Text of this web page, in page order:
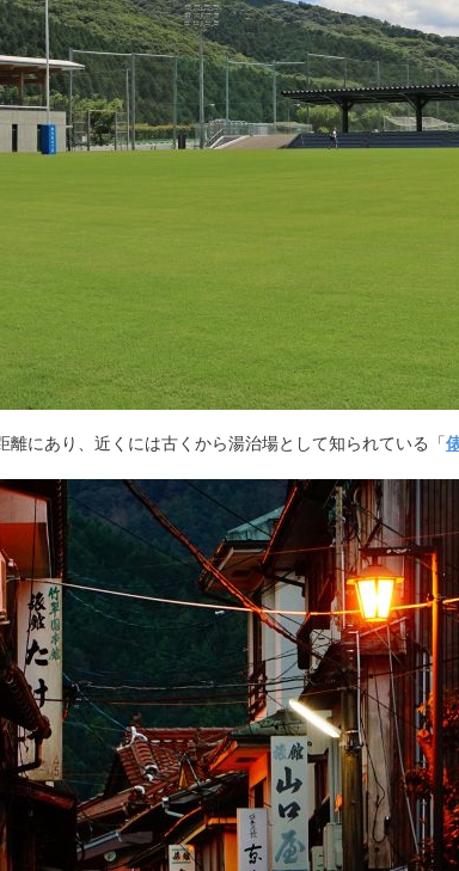
にあり、近くには古くから湯治場として知られている「